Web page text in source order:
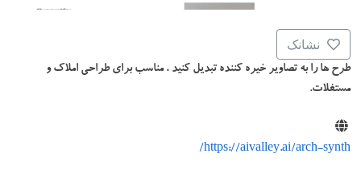
نشانک
طرح ها را به تصاویر خیره کننده تبدیل کنید ، مناسب برای طراحی املاک و
مستغلات.
https://aivalley.ai/arch-synth/